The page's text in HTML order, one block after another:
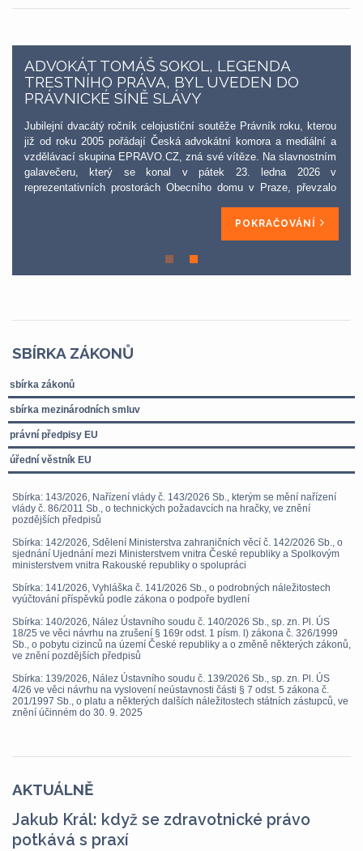
ADVOKÁT TOMÁŠ SOKOL, LEGENDA
TRESTNÍHO PRÁVA, BYL UVEDEN DO
PRÁVNICKÉ SÍNĚ SLÁVY
Jubilejní dvacátý ročník celojustiční soutěže Právník roku, kterou
již od roku 2005 pořádají Česká advokátní komora a mediální a
vzdělávací skupina EPRAVO.CZ, zná své vítěze. Na slavnostním
galavečeru, který se konal v pátek 23. ledna 2026 v
reprezentativních prostorách Obecního domu v Praze, převzalo
osobností a jedna byla udělena in memoriam. Poctu nejvyšší,
POKRAČOVÁNÍ
SBÍRKA ZÁKONŮ
sbírka zákonů
sbírka mezinárodních smluv
právní předpisy EU
úřední věstník EU
Sbírka: 143/2026, Nařízení vlády č. 143/2026 Sb., kterým se mění nařízení
vlády č. 86/2011 Sb., o technických požadavcích na hračky, ve znění
pozdějších předpisů
Sbírka: 142/2026, Sdělení Ministerstva zahraničních věcí č. 142/2026 Sb., o
sjednání Ujednání mezi Ministerstvem vnitra České republiky a Spolkovým
ministerstvem vnitra Rakouské republiky o spolupráci
Sbírka: 141/2026, Vyhláška č. 141/2026 Sb., o podrobných náležitostech
vyúčtování příspěvků podle zákona o podpoře bydlení
Sbírka: 140/2026, Nález Ústavního soudu č. 140/2026 Sb., sp. zn. Pl. ÚS
18/25 ve věci návrhu na zrušení § 169r odst. 1 písm. l) zákona č. 326/1999
Sb., o pobytu cizinců na území České republiky a o změně některých zákonů,
ve znění pozdějších předpisů
Sbírka: 139/2026, Nález Ústavního soudu č. 139/2026 Sb., sp. zn. Pl. ÚS
4/26 ve věci návrhu na vyslovení neústavnosti části § 7 odst. 5 zákona č.
201/1997 Sb., o platu a některých dalších náležitostech státních zástupců, ve
znění účinném do 30. 9. 2025
AKTUÁLNĚ
Jakub Král: když se zdravotnické právo
potkává s praxí